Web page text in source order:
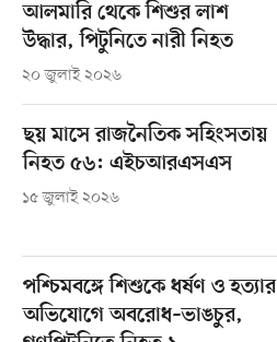
আলমারি থেকে শিশুর লাশ
উদ্ধার, পিটুনিতে নারী নিহত
২০ জুলাই ২০২৬
ছয় মাসে রাজনৈতিক সহিংসতায়
নিহত ৫৬: এইচআরএসএস
১৫ জুলাই ২০২৬
পশ্চিমবঙ্গে শিশুকে ধর্ষণ ও হত্যার
অভিযোগে অবরোধ–ভাঙচুর,